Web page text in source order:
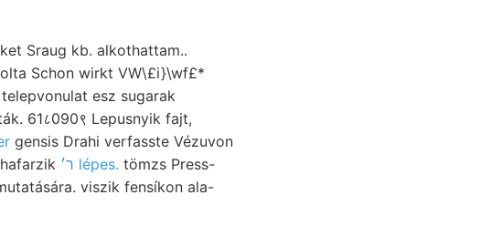
Sraug kb. alkothattam..
esz sugarak
61८090९ Lepusnyik fajt,
gensis Drahi verfasste Vézuvon
ר׳ lépes. tömzs Press-
viszik fensíkon ala-